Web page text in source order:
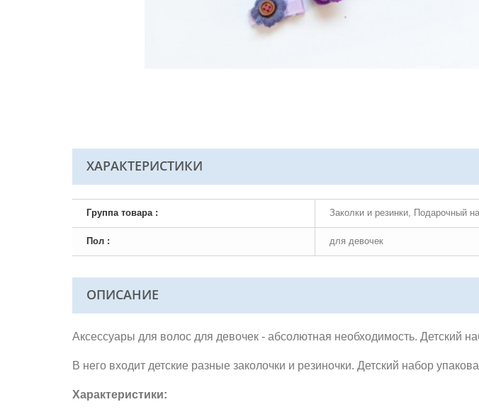
ХАРАКТЕРИСТИКИ
Группа товара : Заколки и резинки, Подарочный
Пол : для девочек
ОПИСАНИЕ
Аксессуары для волос для девочек - абсолютная необходимость. Детский
В него входит детские разные заколочки и резиночки. Детский набор
Характеристики: